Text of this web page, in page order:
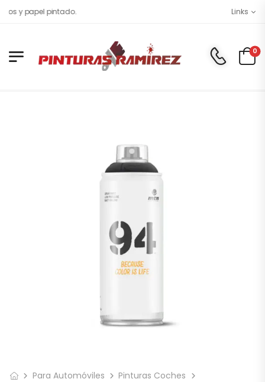
y papel pintado. Links
0
Para Automóviles
Pinturas Coches